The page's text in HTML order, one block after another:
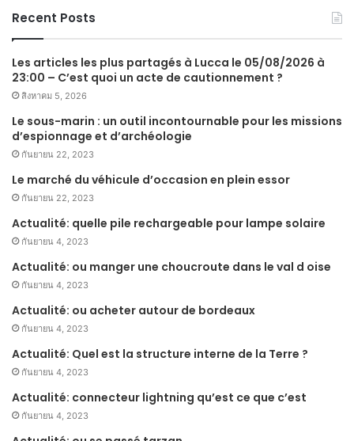
Recent Posts
Les articles les plus partagés à Lucca le 05/08/2026 à
23:00 – C’est quoi un acte de cautionnement ?
สิงหาคม 5, 2026
Le sous-marin : un outil incontournable pour les missions
d’espionnage et d’archéologie
กันยายน 22, 2023
Le marché du véhicule d’occasion en plein essor
กันยายน 22, 2023
Actualité: quelle pile rechargeable pour lampe solaire
กันยายน 4, 2023
Actualité: ou manger une choucroute dans le val d oise
กันยายน 4, 2023
Actualité: ou acheter autour de bordeaux
กันยายน 4, 2023
Actualité: Quel est la structure interne de la Terre ?
กันยายน 4, 2023
Actualité: connecteur lightning qu’est ce que c’est
กันยายน 4, 2023